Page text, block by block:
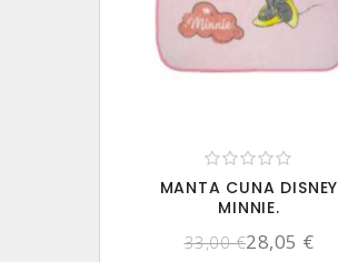
MANTA CUNA DISNEY
MINNIE.
33,00 €28,05 €